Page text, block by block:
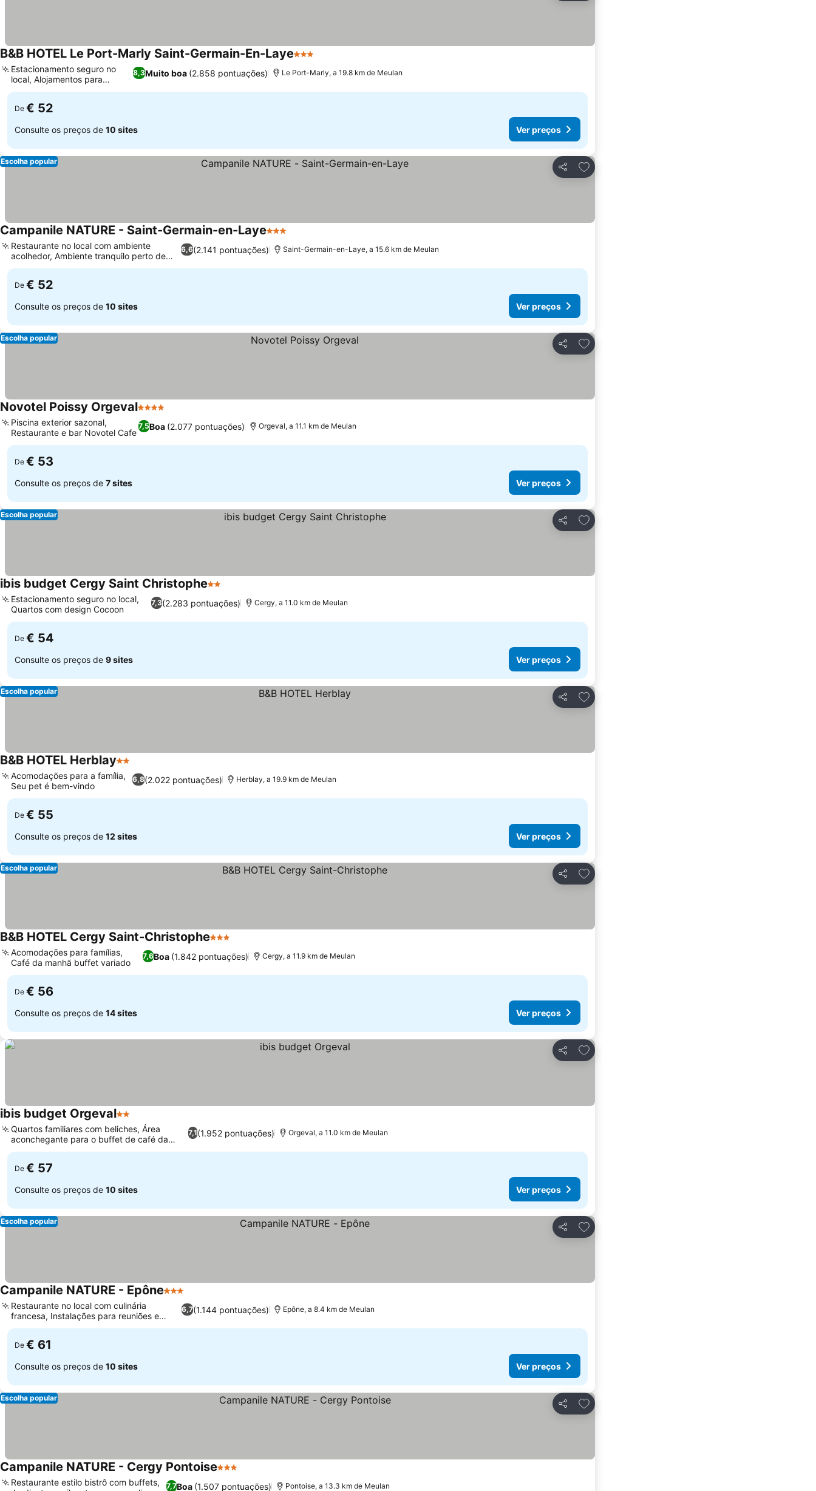
B&B HOTEL Le Port-Marly Saint-Germain-En-Laye3 Estrelas
8,3Muito boa (2.858 pontuações)
Estacionamento seguro no
local, Alojamentos para
famílias
Le Port-Marly, a 19.8 km de Meulan
De € 52
Consulte os preços de 10 sites Ver preços
Partilhar
Adicionar aos favoritos
Escolha popular
Campanile NATURE - Saint-Germain-en-Laye3 Estrelas
6,6(2.141 pontuações)
Restaurante no local com ambiente
acolhedor, Ambiente tranquilo perto de
Paris
Saint-Germain-en-Laye, a 15.6 km de Meulan
De € 52
Consulte os preços de 10 sites Ver preços
Partilhar
Adicionar aos favoritos
Escolha popular
Novotel Poissy Orgeval4 Estrelas
7,5Boa (2.077 pontuações)
Piscina exterior sazonal,
Restaurante e bar Novotel Cafe
Orgeval, a 11.1 km de Meulan
De € 53
Consulte os preços de 7 sites Ver preços
Partilhar
Adicionar aos favoritos
Escolha popular
ibis budget Cergy Saint Christophe2 Estrelas
7,3(2.283 pontuações)
Estacionamento seguro no local,
Quartos com design Cocoon
Cergy, a 11.0 km de Meulan
De € 54
Consulte os preços de 9 sites Ver preços
Partilhar
Adicionar aos favoritos
Escolha popular
B&B HOTEL Herblay2 Estrelas
6,8(2.022 pontuações)
Acomodações para a família,
Seu pet é bem-vindo
Herblay, a 19.9 km de Meulan
De € 55
Consulte os preços de 12 sites Ver preços
Partilhar
Adicionar aos favoritos
Escolha popular
B&B HOTEL Cergy Saint-Christophe3 Estrelas
7,6Boa (1.842 pontuações)
Acomodações para famílias,
Café da manhã buffet variado
Cergy, a 11.9 km de Meulan
De € 56
Consulte os preços de 14 sites Ver preços
Partilhar
Adicionar aos favoritos
ibis budget Orgeval2 Estrelas
7,1(1.952 pontuações)
Quartos familiares com beliches, Área
aconchegante para o buffet de café da
manhã
Orgeval, a 11.0 km de Meulan
De € 57
Consulte os preços de 10 sites Ver preços
Partilhar
Adicionar aos favoritos
Escolha popular
Campanile NATURE - Epône3 Estrelas
6,7(1.144 pontuações)
Restaurante no local com culinária
francesa, Instalações para reuniões e
eventos
Epône, a 8.4 km de Meulan
De € 61
Consulte os preços de 10 sites Ver preços
Partilhar
Adicionar aos favoritos
Escolha popular
Campanile NATURE - Cergy Pontoise3 Estrelas
7,7Boa (1.507 pontuações)
Restaurante estilo bistrô com buffets,
Pontoise, a 13.3 km de Meulan